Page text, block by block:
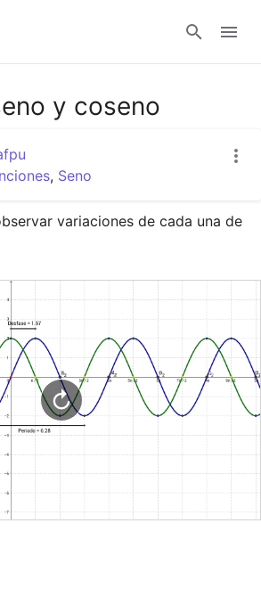
Abrir sesión
y coseno
, Seno
variaciones de cada una de